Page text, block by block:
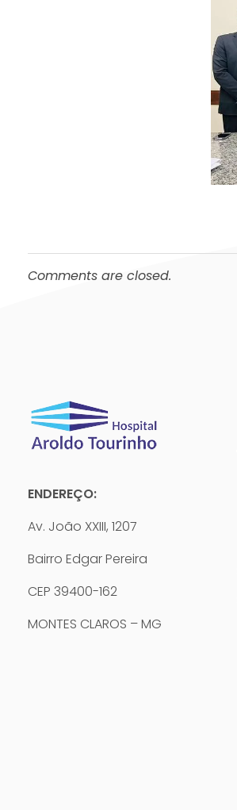
Comments are closed.
ENDEREÇO:
Av. João XXIII, 1207
Bairro Edgar Pereira
CEP 39400-162
MONTES CLAROS – MG